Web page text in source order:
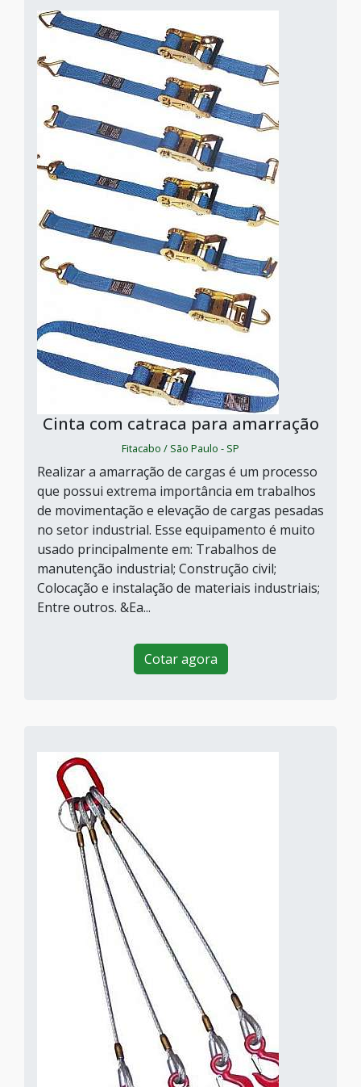
Cinta com catraca para amarração
Fitacabo / São Paulo - SP
Realizar a amarração de cargas é um processo
que possui extrema importância em trabalhos
de movimentação e elevação de cargas pesadas
no setor industrial. Esse equipamento é muito
usado principalmente em: Trabalhos de
manutenção industrial; Construção civil;
Colocação e instalação de materiais industriais;
Entre outros. &Ea...
Cotar agora